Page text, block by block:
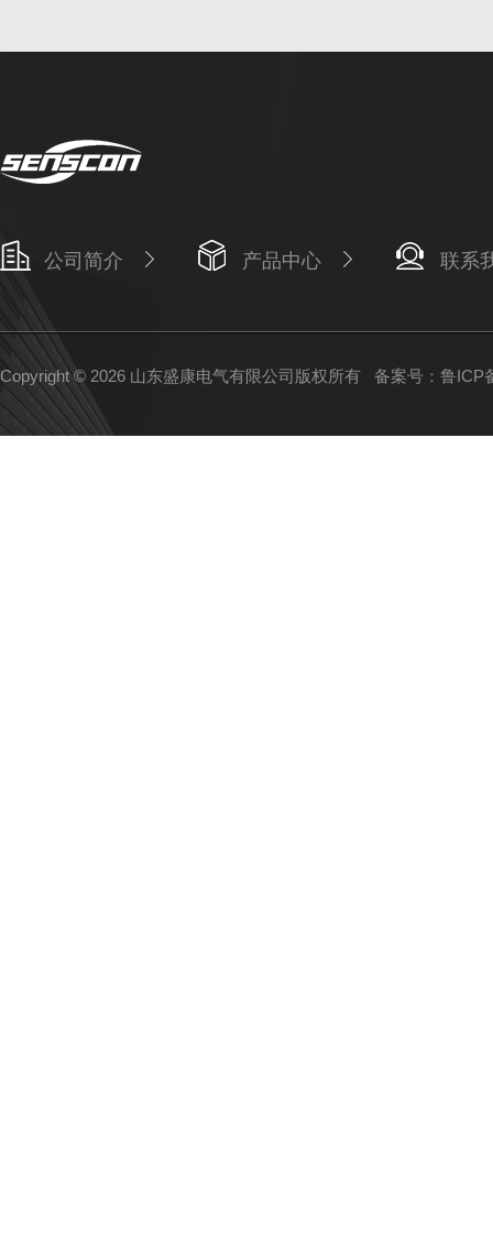
公司简介 产品中心 联系
Copyright © 2026 山东盛康电气有限公司版权所有 备案号：鲁ICP